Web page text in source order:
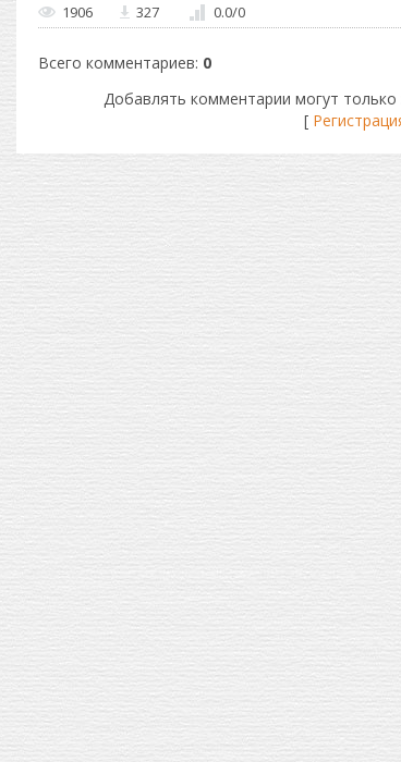
1906
327 0.0/0
Всего комментариев: 0
Добавлять комментарии могут только
[